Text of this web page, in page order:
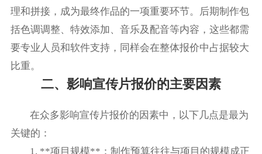
理和拼接，成为最终作品的一项重要环节。后期制作包
括色调调整、特效添加、音乐及配音等内容，这些都需
要专业人员和软件支持，同样会在整体报价中占据较大
比重。
二、影响宣传片报价的主要因素
在众多影响宣传片报价的因素中，以下几点是最为
关键的：
1. **项目规模**：制作预算往往与项目的规模成正